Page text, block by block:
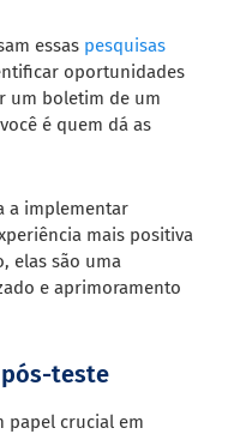
essas pesquisas
oportunidades
um boletim de um
é quem dá as
a implementar
mais positiva
elas são uma
e aprimoramento
pós-teste
papel crucial em